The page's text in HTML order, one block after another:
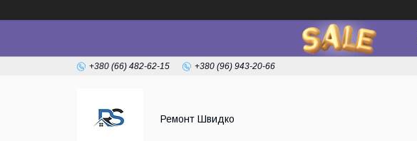
+380 (66) 482-62-15 +380 (96) 943-20-66
Ремонт Швидко